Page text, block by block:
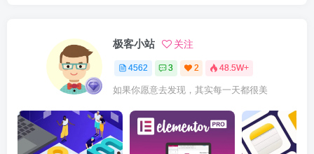
极客小站 关注
4562 3 2 48.5W+
如果你愿意去发现，其实每一天都很美